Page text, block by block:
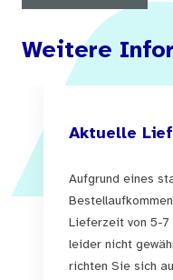
Weitere
Aktuelle
Aufgrund eines
Lieferzeit von 5-
leider nicht
richten Sie sich